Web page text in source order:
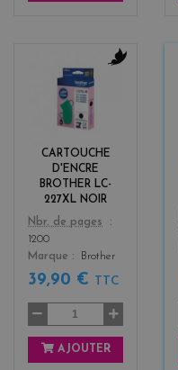
CARTOUCHE
D'ENCRE
BROTHER LC-
227XL NOIR
Color
k
Nbr. de pages
1200
Marque
Brother
39,90 € TTC
AJOUTER